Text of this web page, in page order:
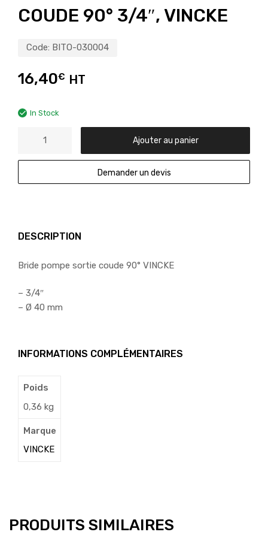
COUDE 90° 3/4″, VINCKE
Code: BITO-030004
16,40€ HT
In Stock
Ajouter au panier
Demander un devis
DESCRIPTION
Bride pompe sortie coude 90° VINCKE
– 3/4″
– Ø 40 mm
INFORMATIONS COMPLÉMENTAIRES
Poids
0,36 kg
Marque
VINCKE
PRODUITS SIMILAIRES